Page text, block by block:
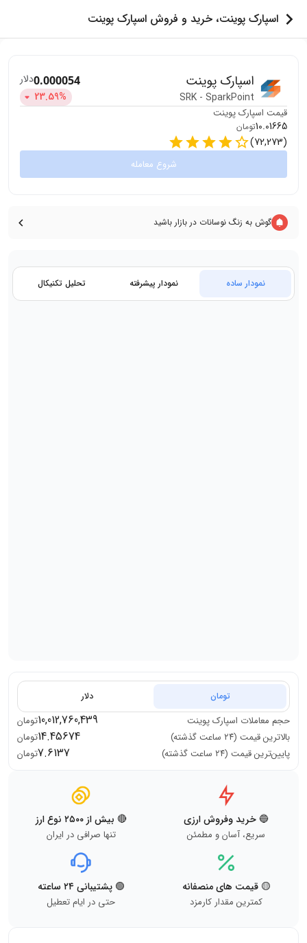
اسپارک پوینت، خرید و فروش اسپارک پوینت
اسپارک پوینت
SRK - SparkPoint
0.000054دلار
23.59%
قیمت اسپارک پوینت
10.01665تومان
(
72,273
)
شروع معامله
گوش به زنگ نوسانات در بازار باشید
نمودار ساده نمودار پیشرفته تحلیل تکنیکال
تومان دلار
حجم معاملات اسپارک پوینت 10,012,760,439تومان
بالاترین قیمت (۲۴ ساعت گذشته)
14.45674تومان
پایین‌ترین قیمت (۲۴ ساعت گذشته)
7.6137تومان
🔵 خرید وفروش ارزی
سریع، آسان و مطمئن
🔴 بیش از ۲۵۰۰ نوع ارز
تنها صرافی در ایران
🟡 قیمت های منصفانه
کمترین مقدار کارمزد
🟢 پشتیبانی ۲۴ ساعته
حتی در ایام تعطیل